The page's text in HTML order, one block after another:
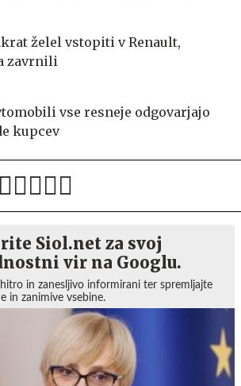
želel vstopiti v Renault,
zavrnili
vse resneje odgovarjajo
kupcev
Siol.net za svoj
vir na Googlu.
in zanesljivo informirani ter spremljajte
in zanimive vsebine.